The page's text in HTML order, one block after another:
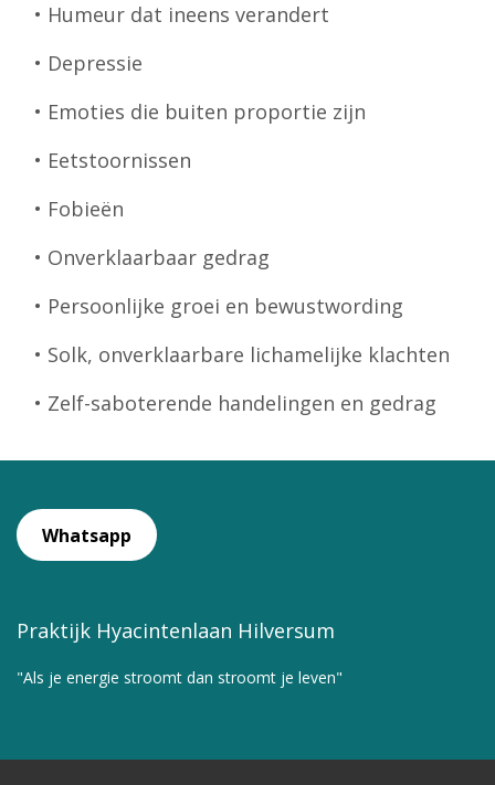
• Humeur dat ineens verandert
• Depressie
• Emoties die buiten proportie zijn
• Eetstoornissen
• Fobieën
• Onverklaarbaar gedrag
• Persoonlijke groei en bewustwording
• Solk, onverklaarbare lichamelijke klachten
• Zelf-saboterende handelingen en gedrag
Whatsapp
Praktijk Hyacintenlaan Hilversum
"Als je energie stroomt dan stroomt je leven"